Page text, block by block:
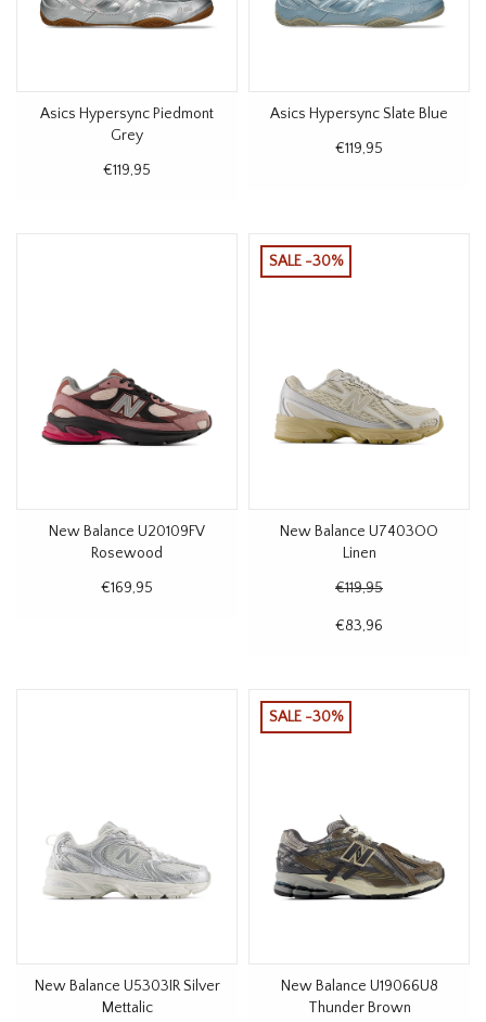
Asics Hypersync Piedmont
Grey
€119,95
Asics Hypersync Slate Blue
€119,95
New Balance U20109FV
Rosewood
€169,95
SALE -30%
New Balance U7403OO
Linen
€119,95
€83,96
New Balance U5303IR Silver
Mettalic
SALE -30%
New Balance U19066U8
Thunder Brown